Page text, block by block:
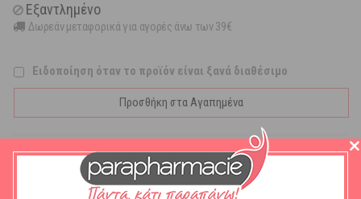
Εξαντλημένο
Δωρεάν μεταφορικά για αγορές άνω των 39€
Ειδοποίηση όταν το προϊόν είναι ξανά διαθέσιμο
Προσθήκη στα Αγαπημένα
Τα τσιμπιδάκια φρυδιών κατασκευάζονται από ανοξείδωτο